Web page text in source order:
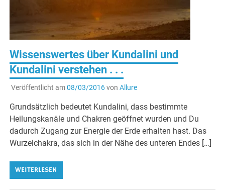
Wissenswertes über Kundalini und
Kundalini verstehen . . .
Veröffentlicht am08/03/2016von Allure
Grundsätzlich bedeutet Kundalini, dass bestimmte
Heilungskanäle und Chakren geöffnet wurden und Du
dadurch Zugang zur Energie der Erde erhalten hast. Das
Wurzelchakra, das sich in der Nähe des unteren Endes […]
WEITERLESEN